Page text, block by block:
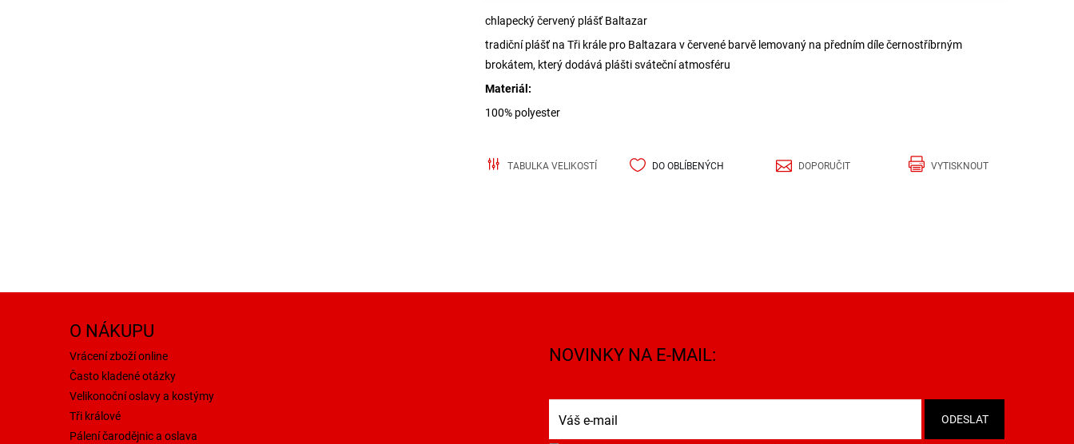
chlapecký červený plášť Baltazar
tradiční plášť na Tři krále pro Baltazara v červené barvě lemovaný na předním díle černostříbrným
brokátem, který dodává plášti sváteční atmosféru
Materiál:
100% polyester
TABULKA VELIKOSTÍ DO OBLÍBENÝCH DOPORUČIT VYTISKNOUT
O NÁKUPU
Vrácení zboží online
Často kladené otázky
Velikonoční oslavy a kostýmy
Tři králové
Pálení čarodějnic a oslava
NOVINKY NA E-MAIL: